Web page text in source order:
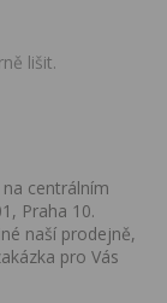
lišit.
centrálním
Praha 10.
naší prodejně,
pro Vás